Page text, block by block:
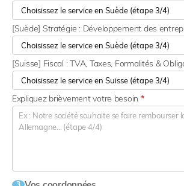
[Suède] Stratégie : Développement des
[Suisse] Fiscal : TVA, Taxes, Formalités &
Expliquez brièvement votre besoin *